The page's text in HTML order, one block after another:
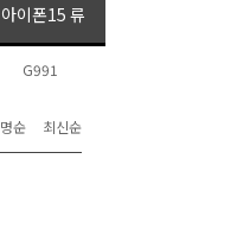
아이폰15 류
G991
순 최신순